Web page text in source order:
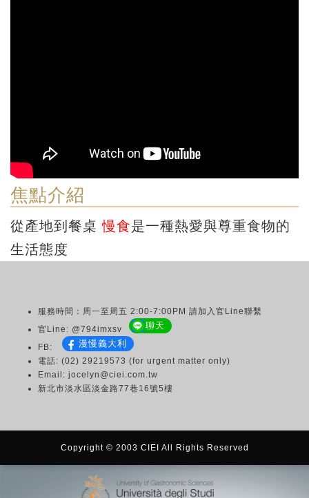
焦點介紹
從產地到餐桌慢食是一種熱愛與尊重食物的
生活態度
服務時間：周一至周五 2:00-7:00PM 請加入官Line聯繫
官Line: @794imxsv
聊天
FB: 漫慢義大利
電話: (02) 29219573 (for urgent matter only)
Email: jocelyn@ciei.com.tw
新北市淡水區淡金路77巷16號5樓
Copyright © 2003 CIEI All Rights Reserved